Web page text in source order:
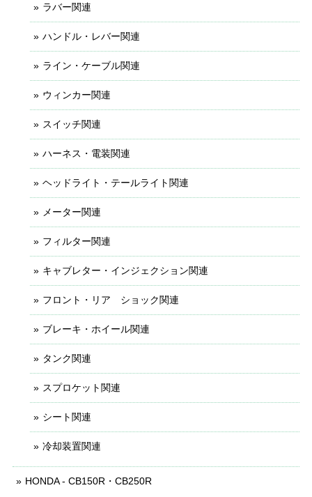
ラバー関連
ハンドル・レバー関連
ライン・ケーブル関連
ウィンカー関連
スイッチ関連
ハーネス・電装関連
ヘッドライト・テールライト関連
メーター関連
フィルター関連
キャブレター・インジェクション関連
フロント・リア ショック関連
ブレーキ・ホイール関連
タンク関連
スプロケット関連
シート関連
冷却装置関連
HONDA - CB150R・CB250R